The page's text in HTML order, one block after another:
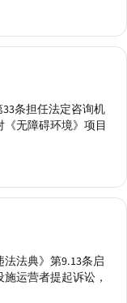
条担任法定咨询机
无障碍环境》项目
法典》第9.13条启
运营者提起诉讼，